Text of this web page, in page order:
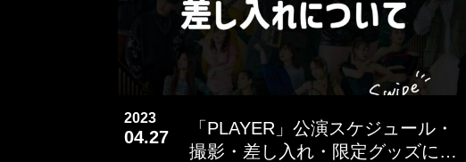
2023
04.27
「PLAYER」公演スケジュール・
撮影・差し入れ・限定グッズにつ